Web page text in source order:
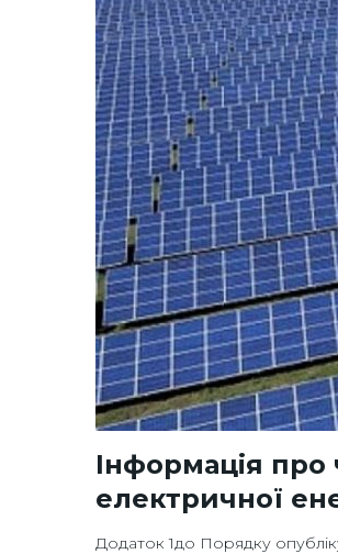
Інформація
електричної
Додаток 1до Порядку